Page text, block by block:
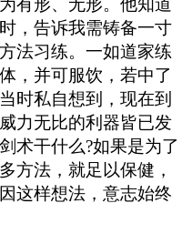
有形、无形。他知道
，告诉我需铸备一寸
法习练。一如道家练
，并可服饮，若中了
时私自想到，现在到
力无比的利器皆已发
术干什么?如果是为了
方法，就足以保健，
这样想法，意志始终